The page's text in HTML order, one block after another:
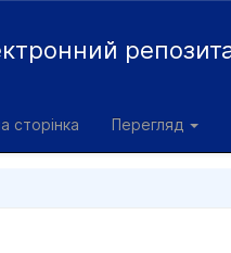
сторінка Перегляд